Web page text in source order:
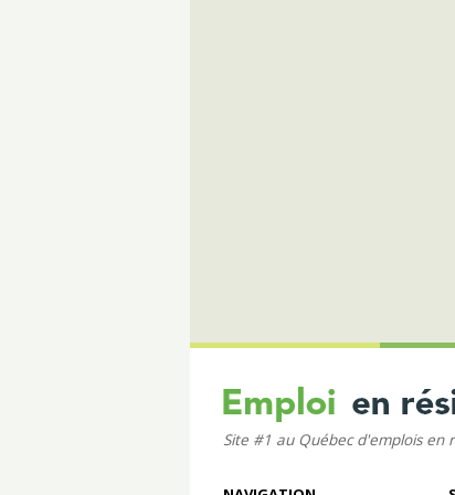
Site #1 au Québec d'emplois en